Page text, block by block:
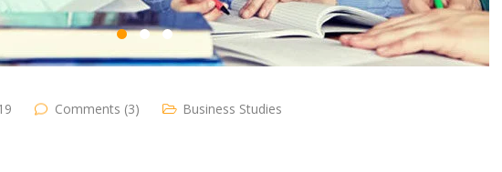
Comments (3) Business Studies